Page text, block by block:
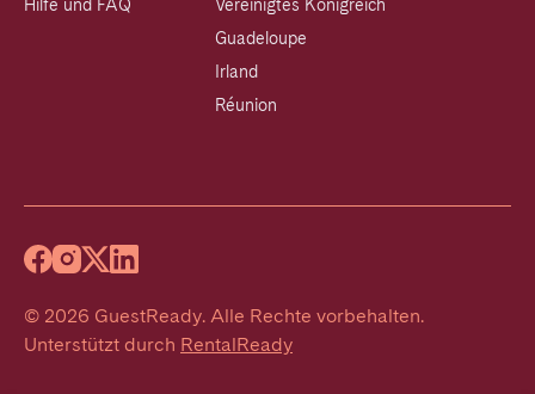
Hilfe und FAQ
Vereinigtes Königreich
Guadeloupe
Irland
Réunion
© 2026 GuestReady. Alle Rechte vorbehalten.
Unterstützt durch RentalReady